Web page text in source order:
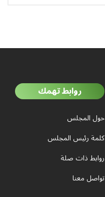
روابط تهمك
حول المجلس
كلمة رئيس المجلس
روابط ذات صلة
تواصل معنا